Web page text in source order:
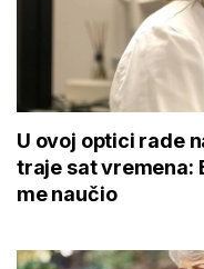
U ovoj optici rade
traje sat vremena:
me naučio